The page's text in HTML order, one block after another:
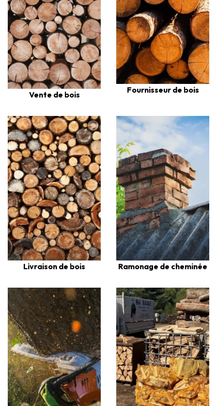
Vente de bois Fournisseur de bois
Livraison de bois Ramonage de cheminée